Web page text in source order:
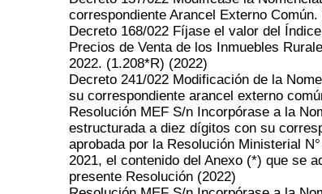
correspondiente Arancel Externo Común.
Decreto 168/022 Fíjase el valor del
Precios de Venta de los Inmuebles
2022. (1.208*R) (2022)
Decreto 241/022 Modificación de la
su correspondiente arancel externo
Resolución MEF S/n Incorpórase a la
estructurada a diez dígitos con su
aprobada por la Resolución Ministerial
2021, el contenido del Anexo (*) que se
presente Resolución (2022)